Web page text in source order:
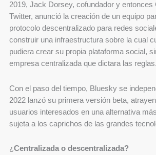
2019, Jack Dorsey, cofundador y entonces
Twitter, anunció la creación de un equipo
protocolo descentralizado para redes
construir una infraestructura sobre la cual
pudiera crear su propia plataforma social,
empresa centralizada que dictara las reglas.
Con el paso del tiempo, Bluesky se
2022 lanzó su primera versión beta,
usuarios interesados en una alternativa
sujeta a los caprichos de las grandes
¿Centralizada o descentralizada?